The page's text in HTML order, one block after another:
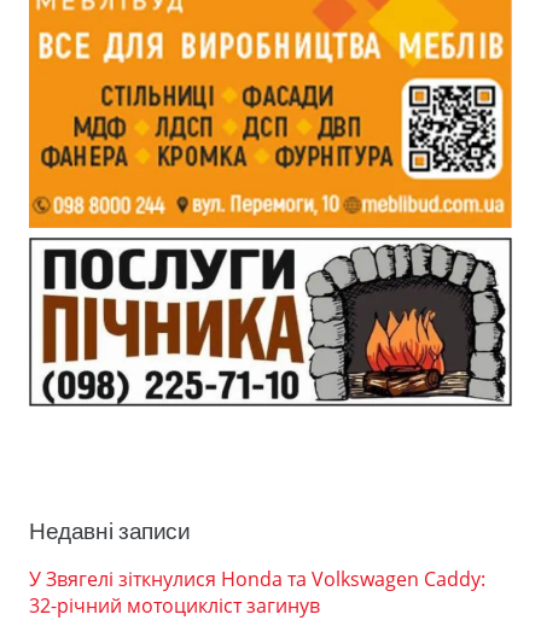
Недавні записи
У Звягелі зіткнулися Honda та Volkswagen Caddy:
32-річний мотоцикліст загинув